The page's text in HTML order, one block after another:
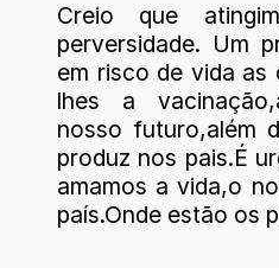
Creio que
perversidade. Um
em risco de vida as
lhes a
nosso futuro,além
produz nos pais.É
amamos a vida,o
país.Onde estão os